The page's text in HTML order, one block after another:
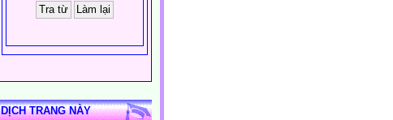
DỊCH TRANG NÀY